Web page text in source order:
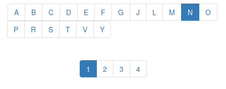
A B C D E F G J L M N (current)
O
P
R S T V Y
1 (current)
2 3 4